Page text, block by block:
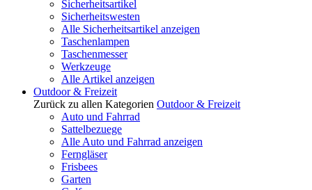
Sicherheitsartikel
Sicherheitswesten
Alle Sicherheitsartikel anzeigen
Taschenlampen
Taschenmesser
Werkzeuge
Alle Artikel anzeigen
Outdoor & Freizeit
Zurück zu allen Kategorien Outdoor & Freizeit
Auto und Fahrrad
Sattelbezuege
Alle Auto und Fahrrad anzeigen
Ferngläser
Frisbees
Garten